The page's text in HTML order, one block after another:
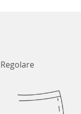
Regolare